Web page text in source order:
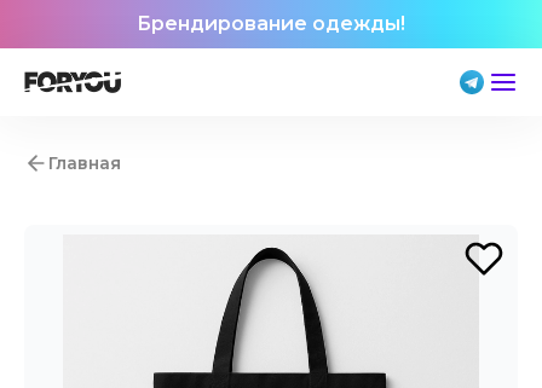
Брендирование одежды!
Главная